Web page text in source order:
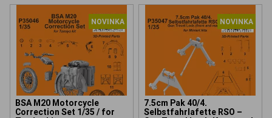
NOVINKA
BSA M20 Motorcycle
Correction Set 1/35 / for
NOVINKA
7.5cm Pak 40/4.
Selbstfahrlafette RSO –